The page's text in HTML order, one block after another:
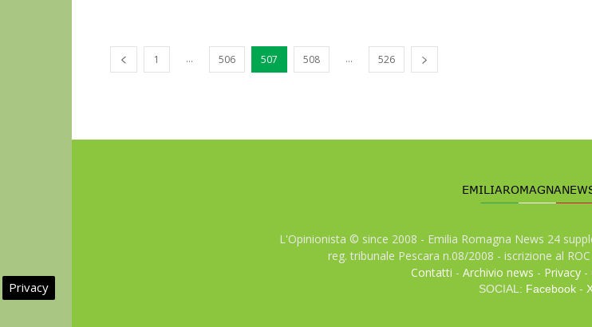
1 ... 506 507 508 ... 526
L'Opinionista © since 2008 - Emilia Romagna News 24
reg. tribunale Pescara n.08/2008 - iscrizione al
Contatti -Archivio news - Privacy -
SOCIAL: Facebook-
Privacy